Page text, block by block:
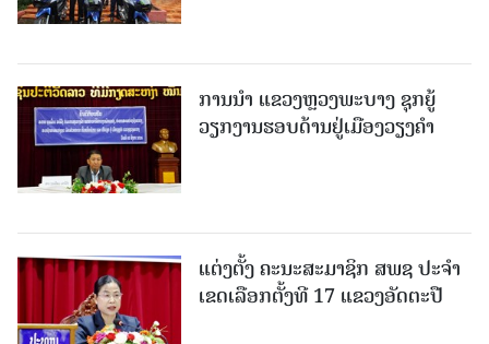
ການນຳ ແຂວງຫຼວງພະບາງ ຊຸກຍູ້
ວຽກງານຮອບດ້ານຢູ່ເມືອງວຽງຄໍາ
ແຕ່ງຕັ້ງ ຄະນະສະມາຊິກ ສພຊ ປະຈຳ
ເຂດເລືອກຕັ້ງທີ 17 ແຂວງອັດຕະປື